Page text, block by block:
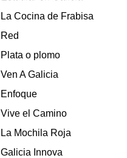
La Cocina de Frabisa
Red
Plata o plomo
Ven A Galicia
Enfoque
Vive el Camino
La Mochila Roja
Galicia Innova